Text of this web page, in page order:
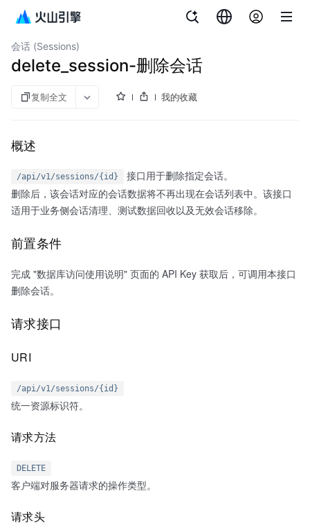
向量数据库VikingDB
会话 (Sessions)
delete_session-删除会话
复制全文 我的收藏
概述
/api/v1/sessions/{id}
接口用于删除指定会话。
删除后，该会话对应的会话数据将不再出现在会话列表中。该接口
适用于业务侧会话清理、测试数据回收以及无效会话移除。
前置条件
完成 "数据库访问使用说明" 页面的 API Key 获取后，可调用本接口
删除会话。
请求接口
URI
/api/v1/sessions/{id}
统一资源标识符。
请求方法
DELETE
客户端对服务器请求的操作类型。
请求头